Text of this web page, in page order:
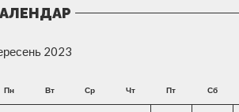
2023
Пн Вт Ср Чт Пт Сб